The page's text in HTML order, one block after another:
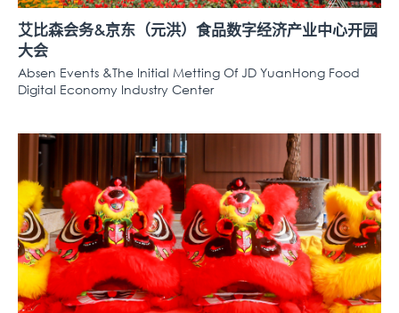
艾比森会务&京东（元洪）食品数字经济产业中心开园
大会
Absen Events &The Initial Metting Of JD YuanHong Food
Digital Economy Industry Center